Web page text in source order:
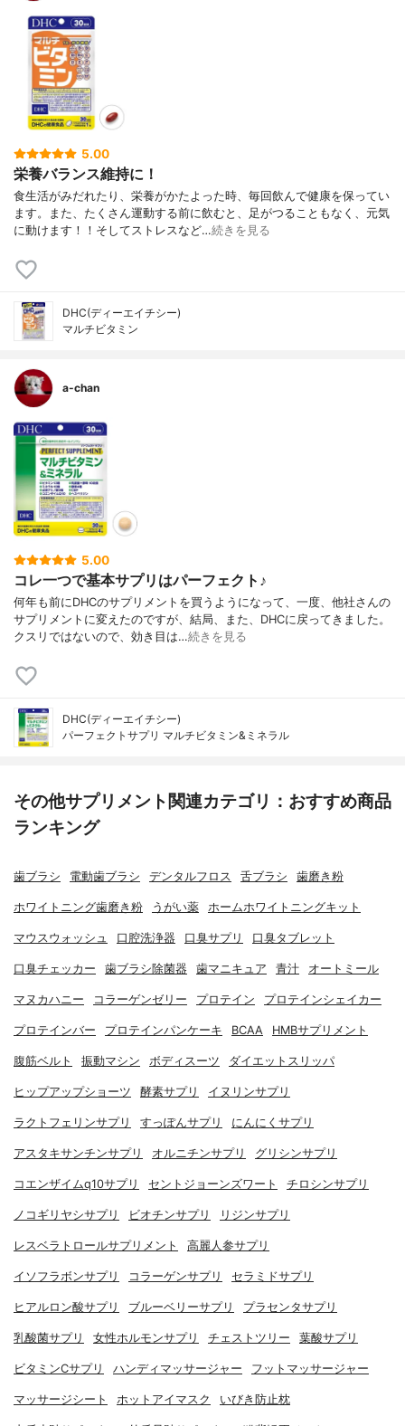
5.00
栄養バランス維持に！
食生活がみだれたり、栄養がかたよった時、毎回飲んで健康を保ってい
ます。また、たくさん運動する前に飲むと、足がつることもなく、元気
に動けます！！そしてストレスなど…続きを見る
DHC(ディーエイチシー)
マルチビタミン
a-chan
5.00
コレ一つで基本サプリはパーフェクト♪
何年も前にDHCのサプリメントを買うようになって、一度、他社さんの
サプリメントに変えたのですが、結局、また、DHCに戻ってきました。
クスリではないので、効き目は…続きを見る
DHC(ディーエイチシー)
パーフェクトサプリ マルチビタミン&ミネラル
その他サプリメント関連カテゴリ：おすすめ商品
ランキング
歯ブラシ 電動歯ブラシ デンタルフロス 舌ブラシ 歯磨き粉
ホワイトニング歯磨き粉 うがい薬 ホームホワイトニングキット
マウスウォッシュ 口腔洗浄器 口臭サプリ 口臭タブレット
口臭チェッカー 歯ブラシ除菌器 歯マニキュア 青汁 オートミール
マヌカハニー コラーゲンゼリー プロテイン プロテインシェイカー
プロテインバー プロテインパンケーキ BCAA HMBサプリメント
腹筋ベルト 振動マシン ボディスーツ ダイエットスリッパ
ヒップアップショーツ 酵素サプリ イヌリンサプリ
ラクトフェリンサプリ すっぽんサプリ にんにくサプリ
アスタキサンチンサプリ オルニチンサプリ グリシンサプリ
コエンザイムq10サプリ セントジョーンズワート チロシンサプリ
ノコギリヤシサプリ ビオチンサプリ リジンサプリ
レスベラトロールサプリメント 高麗人参サプリ
イソフラボンサプリ コラーゲンサプリ セラミドサプリ
ヒアルロン酸サプリ ブルーベリーサプリ プラセンタサプリ
乳酸菌サプリ 女性ホルモンサプリ チェストツリー 葉酸サプリ
ビタミンCサプリ ハンディマッサージャー フットマッサージャー
マッサージシート ホットアイマスク いびき防止枕